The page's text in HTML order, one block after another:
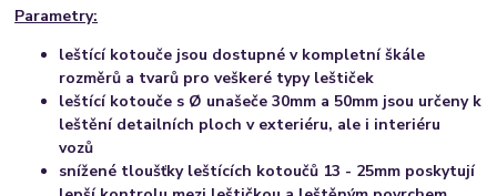
Parametry:
leštící kotouče jsou dostupné v kompletní škále
rozměrů a tvarů pro veškeré typy leštiček
leštící kotouče s Ø unašeče 30mm a 50mm jsou určeny k
leštění detailních ploch v exteriéru, ale i interiéru
vozů
snížené tloušťky leštících kotoučů 13 - 25mm poskytují